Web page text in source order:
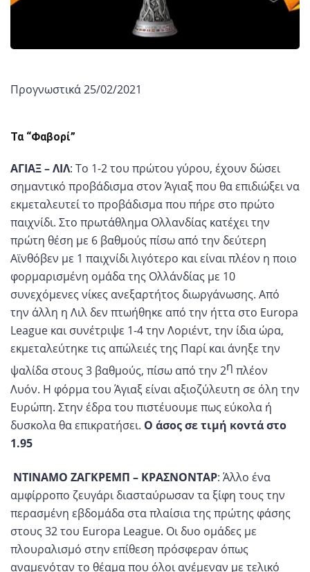
Προγνωστικά 25/02/2021
Τα “Φαβορί”
ΑΓΙΑΞ – ΛΙΛ: Το 1-2 του πρώτου γύρου, έχουν δώσει
σημαντικό προβάδισμα στον Άγιαξ που θα επιδιώξει να
εκμεταλευτεί το προβάδισμα που πήρε στο πρώτο
παιχνίδι. Στο πρωτάθλημα Ολλανδίας κατέχει την
πρώτη θέση με 6 βαθμούς πίσω από την δεύτερη
Αϊνθόβεν με 1 παιχνίδι λιγότερο και είναι πλέον η ποιο
φορμαρισμένη ομάδα της Ολλάνδίας με 10
συνεχόμενες νίκες ανεξαρτήτος διωργάνωσης. Από
την άλλη η Λιλ δεν πτωήθηκε από την ήττα στο Europa
League και συνέτριψε 1-4 την Λοριέντ, την ίδια ώρα,
εκμεταλεύτηκε τις απώλειές της Παρί και άνηξε την
ψαλίδα στους 3 βαθμούς, πίσω από την 2η πλέον
Λυόν. Η φόρμα του Άγιαξ είναι αξιοζύλευτη σε όλη την
Ευρώπη. Στην έδρα του πιστέυουμε πως εύκολα ή
δυσκολα θα επικρατήσει. Ο άσος σε τιμή κοντά στο
1.95
ΝΤΙΝΑΜΟ ΖΑΓΚΡΕΜΠ – ΚΡΑΣΝΟΝΤΑΡ: Άλλο ένα
αμφίρροπο ζευγάρι διασταύρωσαν τα ξίφη τους την
περασμένη εβδομάδα στα πλαίσια της πρώτης φάσης
στους 32 του Europa League. Οι δυο ομάδες με
πλουραλισμό στην επίθεση πρόσφεραν όπως
αναμενόταν το θέαμα που όλοι ανέμεναν με τελικό